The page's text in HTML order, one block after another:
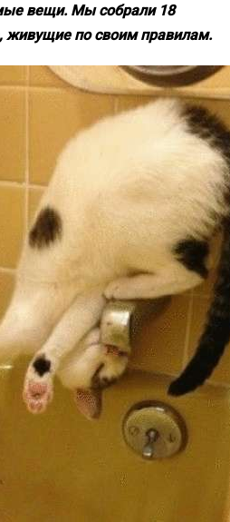
вещи. Мы собрали 18
живущие по своим правилам.